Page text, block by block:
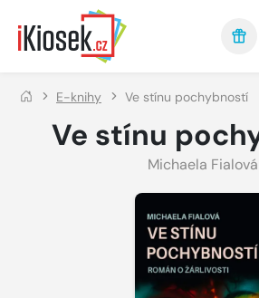
Přejít na hlavní obsah
E-knihy Ve stínu pochybností
Ve stínu
Michaela Fialová